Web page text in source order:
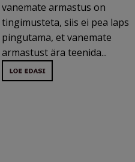
vanemate armastus on
tingimusteta, siis ei pea laps
pingutama, et vanemate
armastust ära teenida...